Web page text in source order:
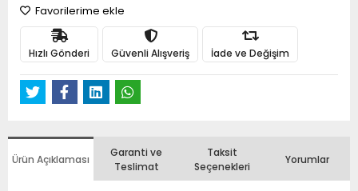
Favorilerime ekle
Hızlı Gönderi Güvenli Alışveriş İade ve Değişim
Ürün Açıklaması
Garanti ve
Teslimat
Taksit
Seçenekleri
Yorumlar